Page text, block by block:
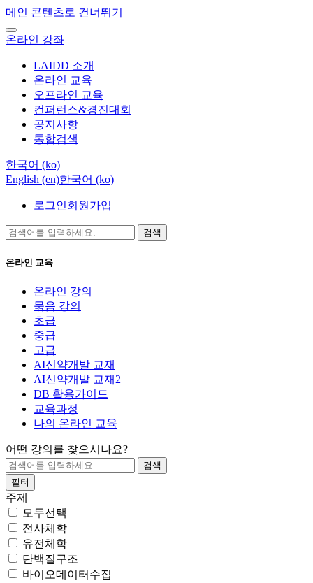
메인 콘텐츠로 건너뛰기
온라인 강좌
LAIDD 소개
온라인 교육
오프라인 교육
컨퍼런스&경진대회
공지사항
통합검색
한국어 ‎(ko)‎
English ‎(en)‎한국어 ‎(ko)‎
로그인회원가입
검색
온라인 교육
온라인 강의
묶음 강의
초급
중급
고급
AI신약개발 교재
AI신약개발 교재2
DB 활용가이드
교육과정
나의 온라인 교육
어떤 강의를 찾으시나요?
필터
주제
모두선택
전사체학
유전체학
단백질구조
바이오데이터수집